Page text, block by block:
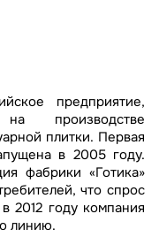
предприятие,
на производстве
плитки. Первая
в 2005 году.
фабрики «Готика»
что спрос
2012 году компания
линию.